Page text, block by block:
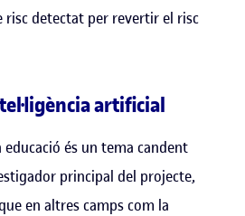
risc detectat per revertir el risc
artificial
és un tema candent
principal del projecte,
en altres camps com la